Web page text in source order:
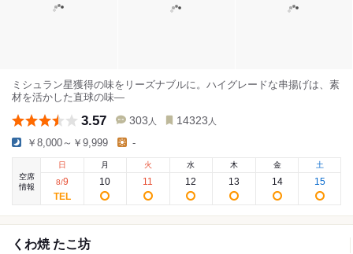
ミシュラン星獲得の味をリーズナブルに。ハイグレードな串揚げは、素
材を活かした直球の味―
3.57 303 人 14323 人
￥8,000～￥9,999 -
空席
情報
日
8/9
月
10
火
11
水
12
木
13
金
14
土
15
くわ焼 たこ坊